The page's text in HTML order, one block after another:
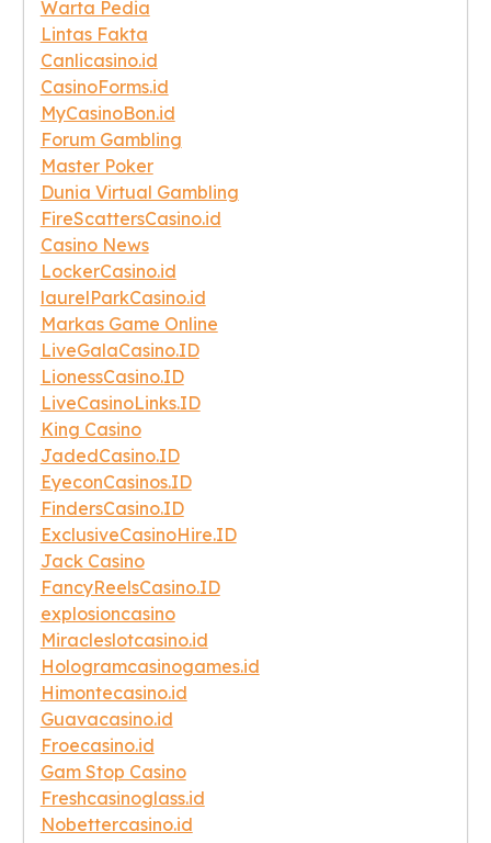
Warta Pedia
Lintas Fakta
Canlicasino.id
CasinoForms.id
MyCasinoBon.id
Forum Gambling
Master Poker
Dunia Virtual Gambling
FireScattersCasino.id
Casino News
LockerCasino.id
laurelParkCasino.id
Markas Game Online
LiveGalaCasino.ID
LionessCasino.ID
LiveCasinoLinks.ID
King Casino
JadedCasino.ID
EyeconCasinos.ID
FindersCasino.ID
ExclusiveCasinoHire.ID
Jack Casino
FancyReelsCasino.ID
explosioncasino
Miracleslotcasino.id
Hologramcasinogames.id
Himontecasino.id
Guavacasino.id
Froecasino.id
Gam Stop Casino
Freshcasinoglass.id
Nobettercasino.id